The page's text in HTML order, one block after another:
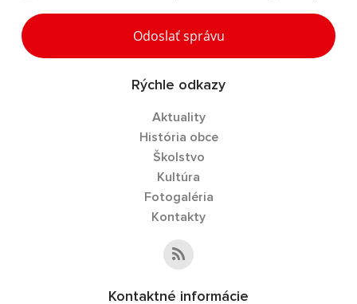
Odoslať správu
Rýchle odkazy
Aktuality
História obce
Školstvo
Kultúra
Fotogaléria
Kontakty
Kontaktné informácie